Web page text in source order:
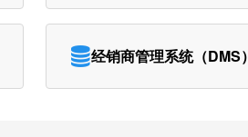
经销商管理系统（DMS）